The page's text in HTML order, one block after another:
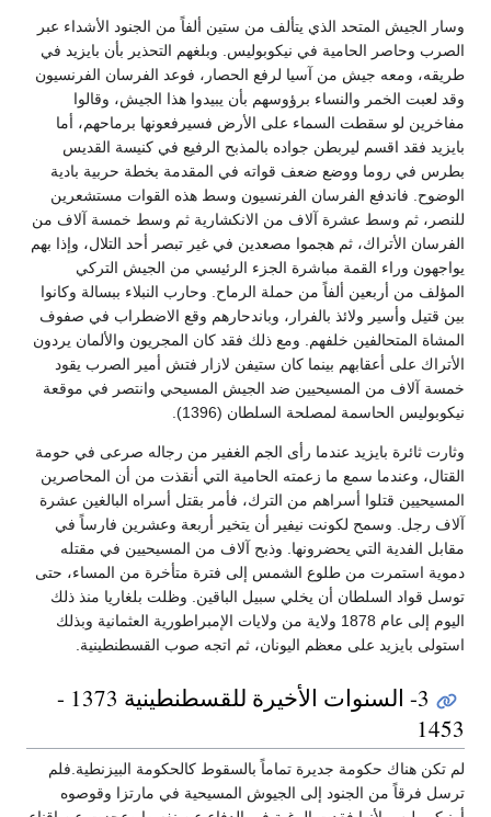
وسار الجيش المتحد الذي يتألف من ستين ألفاً من الجنود الأشداء عبر
الصرب وحاصر الحامية في نيكوبوليس. وبلغهم التحذير بأن بايزيد في
طريقه، ومعه جيش من آسيا لرفع الحصار، فوعد الفرسان الفرنسيون
وقد لعبت الخمر والنساء برؤوسهم بأن يبيدوا هذا الجيش، وقالوا
مفاخرين لو سقطت السماء على الأرض فسيرفعونها برماحهم، أما
بايزيد فقد اقسم ليربطن جواده بالمذبح الرفيع في كنيسة القديس
بطرس في روما ووضع ضعف قواته في المقدمة بخطة حربية بادية
الوضوح. فاندفع الفرسان الفرنسيون وسط هذه القوات مستشعرين
للنصر، ثم وسط عشرة آلاف من الانكشارية ثم وسط خمسة آلاف من
الفرسان الأتراك، ثم هجموا مصعدين في غير تبصر أحد التلال، وإذا بهم
يواجهون وراء القمة مباشرة الجزء الرئيسي من الجيش التركي
المؤلف من أربعين ألفاً من حملة الرماح. وحارب النبلاء ببسالة وكانوا
بين قتيل وأسير ولائذ بالفرار، وباندحارهم وقع الاضطراب في صفوف
المشاة المتحالفين خلفهم. ومع ذلك فقد كان المجريون والألمان يردون
الأتراك على أعقابهم بينما كان ستيفن لازار فتش أمير الصرب يقود
خمسة آلاف من المسيحيين ضد الجيش المسيحي وانتصر في موقعة
نيكوبوليس الحاسمة لمصلحة السلطان (1396).
وثارت ثائرة بايزيد عندما رأى الجم الغفير من رجاله صرعى في حومة
القتال، وعندما سمع ما زعمته الحامية التي أنقذت من أن المحاصرين
المسيحيين قتلوا أسراهم من الترك، فأمر بقتل أسراه البالغين عشرة
آلاف رجل. وسمح لكونت نيفير أن يتخير أربعة وعشرين فارساً في
مقابل الفدية التي يحضرونها. وذبح آلاف من المسيحيين في مقتله
دموية استمرت من طلوع الشمس إلى فترة متأخرة من المساء، حتى
توسل قواد السلطان أن يخلي سبيل الباقين. وظلت بلغاريا منذ ذلك
اليوم إلى عام 1878 ولاية من ولايات الإمبراطورية العثمانية وبذلك
استولى بايزيد على معظم اليونان، ثم اتجه صوب القسطنطينية.
3- السنوات الأخيرة للقسطنطينية 1373 -
1453
لم تكن هناك حكومة جديرة تماماً بالسقوط كالحكومة البيزنطية.فلم
ترسل فرقاً من الجنود إلى الجيوش المسيحية في مارتزا وقوصوه